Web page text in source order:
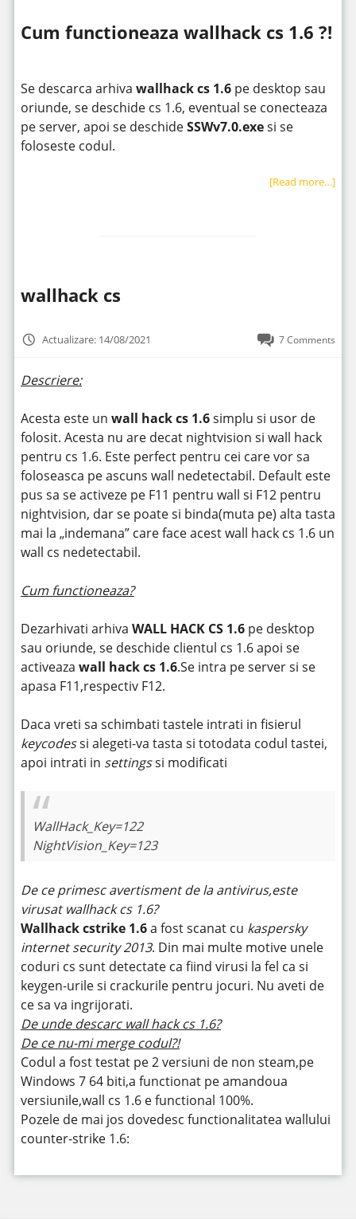
Cum functioneaza wallhack cs 1.6 ?!
Se descarca arhiva wallhack cs 1.6 pe desktop sau
oriunde, se deschide cs 1.6, eventual se conecteaza
pe server, apoi se deschideSSWv7.0.exesi se
foloseste codul.
[Read more…]
wallhack cs
Actualizare: 14/08/2021 7 Comments
Descriere:
Acesta este un wall hack cs 1.6simplu si usor de
folosit. Acesta nu are decat nightvision si wall hack
pentru cs 1.6. Este perfect pentru cei care vor sa
foloseasca pe ascuns wall nedetectabil. Default este
pus sa se activeze pe F11 pentru wall si F12 pentru
nightvision, dar se poate si binda(muta pe) alta tasta
mai la „indemana” care face acest wall hack cs 1.6 un
wall cs nedetectabil.
Cum functioneaza?
Dezarhivati arhiva WALL HACK CS 1.6pe desktop
sau oriunde, se deschide clientul cs 1.6 apoi se
activeaza wall hack cs 1.6.Se intra pe server si se
apasa F11,respectiv F12.
Daca vreti sa schimbati tastele intrati in fisierul
keycodessi alegeti-va tasta si totodata codul tastei,
apoi intrati in settingssi modificati
WallHack_Key=122
NightVision_Key=123
De ce primesc avertisment de la antivirus,este
virusat wallhack cs 1.6?
Wallhack cstrike 1.6a fost scanat cu kaspersky
internet security 2013. Din mai multe motive unele
coduri cs sunt detectate ca fiind virusi la fel ca si
keygen-urile si crackurile pentru jocuri. Nu aveti de
ce sa va ingrijorati.
De unde descarc wall hack cs 1.6?
De ce nu-mi merge codul?!
Codul a fost testat pe 2 versiuni de non steam,pe
Windows 7 64 biti,a functionat pe amandoua
versiunile,wall cs 1.6 e functional 100%.
Pozele de mai jos dovedesc functionalitatea wallului
counter-strike 1.6: